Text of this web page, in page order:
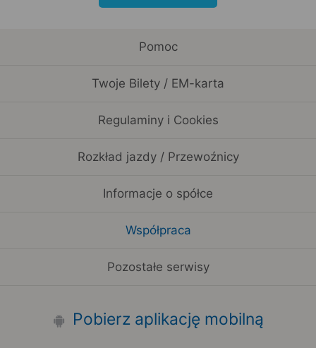
Pomoc
Twoje Bilety / EM-karta
Regulaminy i Cookies
Rozkład jazdy / Przewoźnicy
Informacje o spółce
Współpraca
Pozostałe serwisy
Pobierz aplikację mobilną